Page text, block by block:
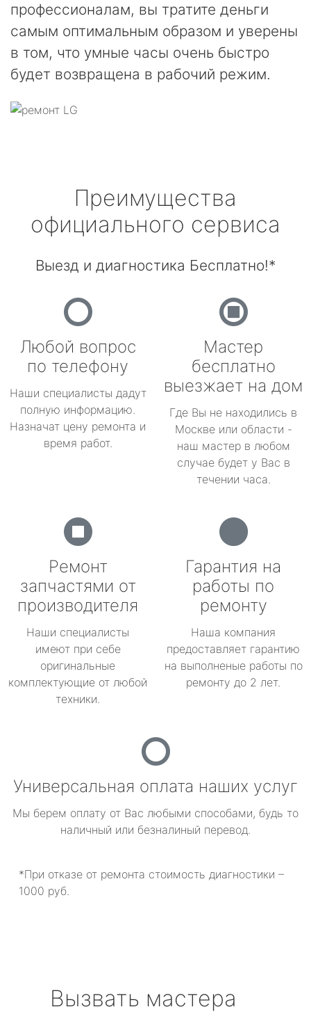
профессионалам, вы тратите деньги
самым оптимальным образом и уверены
в том, что умные часы очень быстро
будет возвращена в рабочий режим.
Преимущества
официального сервиса
Выезд и диагностика Бесплатно!*
Любой вопрос
по телефону
Наши специалисты дадут
полную информацию.
Назначат цену ремонта и
время работ.
Мастер
бесплатно
выезжает на дом
Где Вы не находились в
Москве или области -
наш мастер в любом
случае будет у Вас в
течении часа.
Ремонт
запчастями от
производителя
Наши специалисты
имеют при себе
оригинальные
комплектующие от любой
техники.
Гарантия на
работы по
ремонту
Наша компания
предоставляет гарантию
на выполненые работы по
ремонту до 2 лет.
Универсальная оплата наших услуг
Мы берем оплату от Вас любыми способами, будь то
наличный или безналиный перевод.
*При отказе от ремонта стоимость диагностики –
1000 руб.
Вызвать мастера